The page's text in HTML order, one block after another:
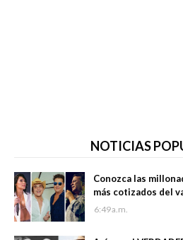
NOTICIAS
Conozca las
más cotizados del
6:49 a.m.